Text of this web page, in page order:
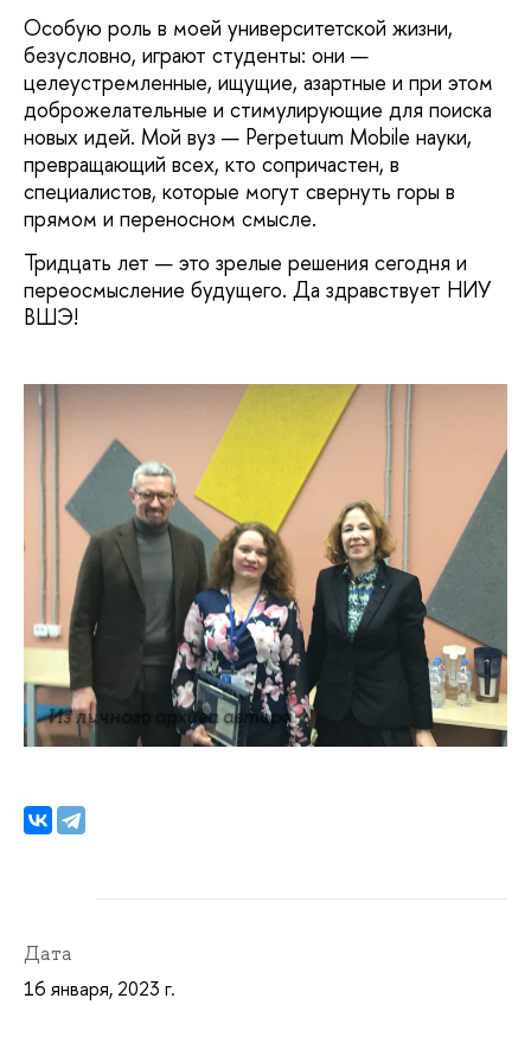
Особую роль в моей университетской жизни,
безусловно, играют студенты: они —
целеустремленные, ищущие, азартные и при этом
доброжелательные и стимулирующие для поиска
новых идей. Мой вуз — Perpetuum Mobile науки,
превращающий всех, кто сопричастен, в
специалистов, которые могут свернуть горы в
прямом и переносном смысле.
Тридцать лет — это зрелые решения сегодня и
переосмысление будущего. Да здравствует НИУ
ВШЭ!
Из личного архива автора
Дата
16 января, 2023 г.